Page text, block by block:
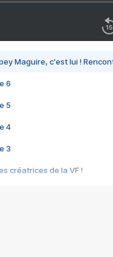
Maguire, c'est lui !
6
5
4
3
créatrices de la VF !